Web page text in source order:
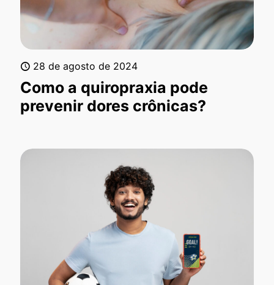
28 de agosto de 2024
Como a quiropraxia pode
prevenir dores crônicas?